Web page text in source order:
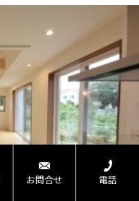
お問合せ 電話